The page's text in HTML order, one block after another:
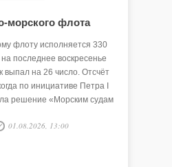
морского флота
флоту исполняется 330
последнее воскресенье
выпал на 26 число. Отсчёт
по инициативе Петра I
решение «Морским судам
01.08.2026, 13:00